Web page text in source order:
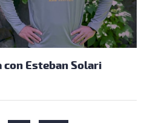
con Esteban Solari